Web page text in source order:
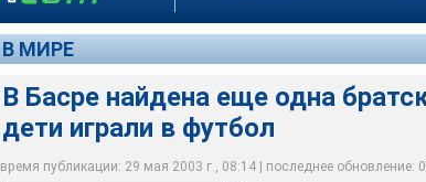
В МИРЕ
В Басре найдена еще одна
дети играли в футбол
время публикации: 29 мая 2003 г., 08:14 | последнее обновление:
В южноиракском городе Басра обнаружена еще
RTV International
Могила находилась на территории школы в самом
участвовавшие тогда в расправе, свалили трупы в
RTV International
За время, прошедшее после падения режима
"находки" делаются в Ираке практически ежедневно
RTV International